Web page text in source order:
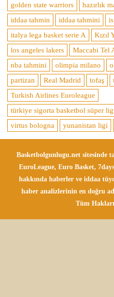
golden state warriors
hazırlık
iddaa tahmin
iddaa tahmini
italya lega basket serie A
Kızıl
los angeles lakers
Maccabi Tel
nba tahmini
olimpia milano
partizan
Real Madrid tofaş
Turkish Airlines Euroleague
türkiye sigorta basketbol süper
virtus bologna
yunanistan ligi
Basketbolgunlugu.net sitesinde
EuroLeague, Euro Basket,
hakkında haberler ve iddaa
haber analizlerinin en doğru
Tüm